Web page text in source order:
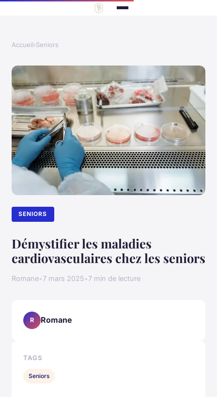
Accueil›Seniors
SENIORS
Démystifier les maladies
cardiovasculaires chez les seniors
Romane•7 mars 2025•7 min de lecture
R Romane
TAGS
Seniors